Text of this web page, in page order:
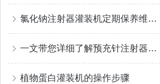
氯化钠注射器灌装机定期保养维护很有必要
一文带您详细了解预充针注射器灌装机
植物蛋白灌装机的操作步骤